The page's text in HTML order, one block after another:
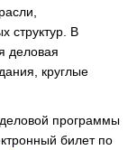
структур. В
деловая
круглые
программы
билет по